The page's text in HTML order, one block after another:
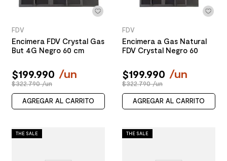
FDV
Encimera FDV Crystal Gas
But 4G Negro 60 cm
$199.990 /un
$322.790 /un
AGREGAR AL CARRITO
FDV
Encimera a Gas Natural
FDV Crystal Negro 60
$199.990 /un
$322.790 /un
AGREGAR AL CARRITO
THE SALE THE SALE